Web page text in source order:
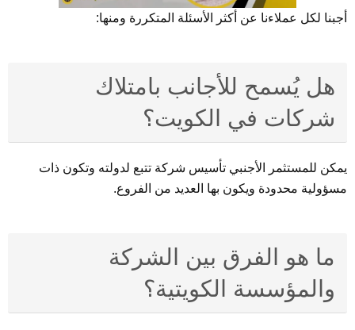
أجبنا لكل عملاءنا عن أكثر الأسئلة المتكررة ومنها:
هل يُسمح للأجانب بامتلاك
شركات في الكويت؟
يمكن للمستثمر الأجنبي تأسيس شركة تتبع لدولته وتكون ذات
مسؤولية محدودة ويكون بها العديد من الفروع.
ما هو الفرق بين الشركة
والمؤسسة الكويتية؟